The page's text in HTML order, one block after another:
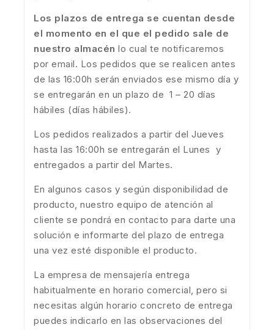
Los plazos de entrega se cuentan desde
el momento en el que el pedido sale de
nuestro almacén lo cual te notificaremos
por email. Los pedidos que se realicen antes
de las 16:00h serán enviados ese mismo día y
se entregarán en un plazo de 1 – 20 días
hábiles (días hábiles).
Los pedidos realizados a partir del Jueves
hasta las 16:00h se entregarán el Lunes y
entregados a partir del Martes.
En algunos casos y según disponibilidad de
producto, nuestro equipo de atención al
cliente se pondrá en contacto para darte una
solución e informarte del plazo de entrega
una vez esté disponible el producto.
La empresa de mensajería entrega
habitualmente en horario comercial, pero si
necesitas algún horario concreto de entrega
puedes indicarlo en las observaciones del